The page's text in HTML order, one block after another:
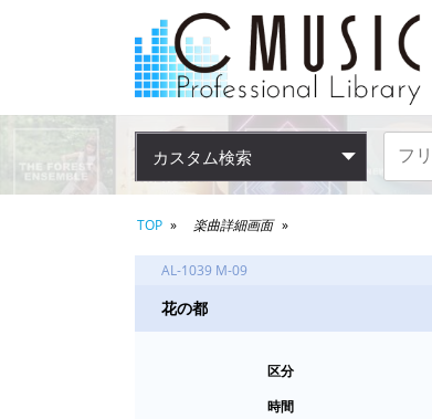
カスタム検索
TOP 楽曲詳細画面
AL-1039 M-09
花の都
区分
時間